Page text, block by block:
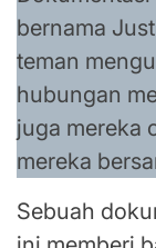
bernama
teman
hubungan
juga mereka
mereka
Sebuah